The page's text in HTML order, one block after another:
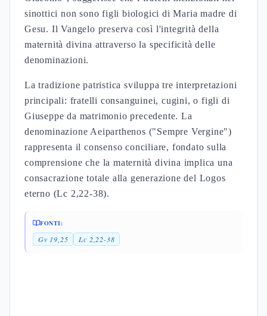
betulah
בתולה παρθένοςvergine
na'arah
נערה νεάνις ragazza
FONTI:
Isaia 7:14 Mt 1,23
Le madri d'Israele come modelli di
Maria
Le donne nella Bibbia ebraica stabiliscono
tipologie che prefigurano il ruolo mariano. Anna,
madre di Samuele, rappresenta il modello della
consacrazione totale al Signore attraverso
preghiera
sviluppa il concetto di purità rituale femminile